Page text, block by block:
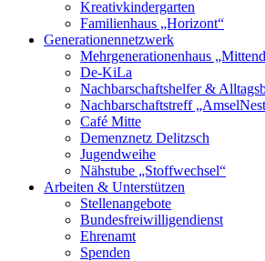
Kreativkindergarten
Familienhaus „Horizont“
Generationennetzwerk
Mehrgenerationenhaus
De-KiLa
Nachbarschaftshelfer &
Nachbarschaftstreff
Café Mitte
Demenznetz Delitzsch
Jugendweihe
Nähstube „Stoffwechsel“
Arbeiten & Unterstützen
Stellenangebote
Bundesfreiwilligendienst
Ehrenamt
Spenden